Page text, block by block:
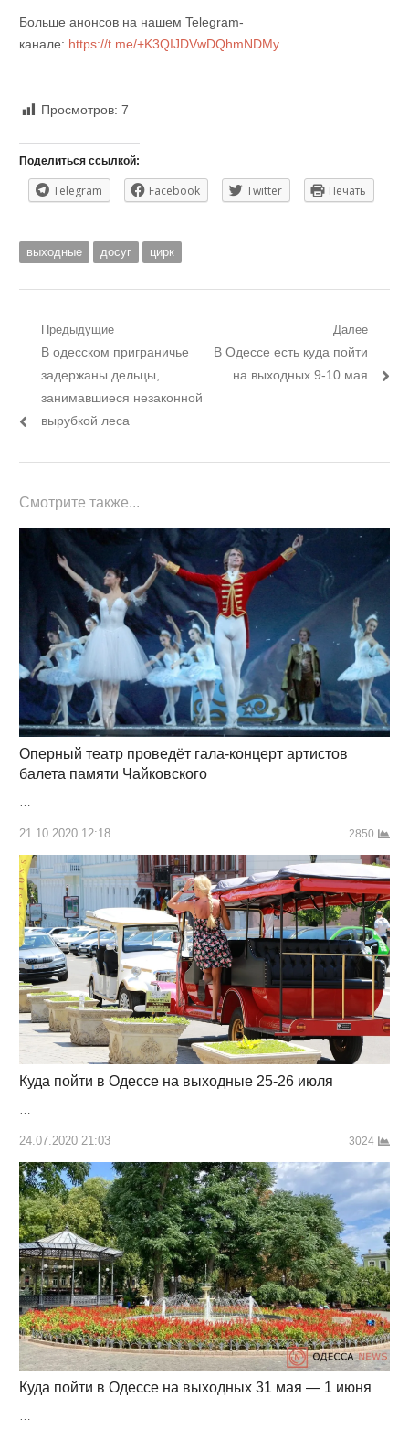
Больше анонсов на нашем Telegram-
канале: https://t.me/+K3QIJDVwDQhmNDMy
Просмотров: 7
Поделиться ссылкой:
Telegram Facebook Twitter Печать
выходные досуг цирк
Навигация
записям
Предыдущие
Предыдущий
пост:
В одесском приграничье
задержаны дельцы,
занимавшиеся незаконной
вырубкой леса
Далее
Следующий
пост:
В Одессе есть куда пойти
на выходных 9-10 мая
Смотрите также...
Оперный театр проведёт гала-концерт артистов
балета памяти Чайковского
…
21.10.2020 12:18 2850
Куда пойти в Одессе на выходные 25-26 июля
24.07.2020 21:03 3024
Куда пойти в Одессе на выходных 31 мая — 1 июня
…